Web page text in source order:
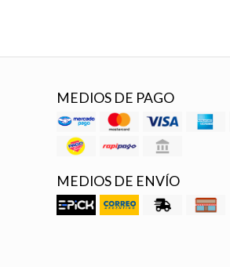
MEDIOS DE PAGO
MEDIOS DE ENVÍO